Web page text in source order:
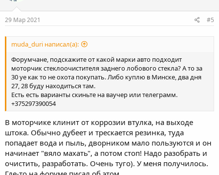
:
29 Мар 2021 #5
muda_duri написал(а):
Форумчане, подскажите от какой марки авто подходит
моторчик стеклоочистителя заднего лобового стекла? А то за
30 уе как то не охота покупать. Либо куплю в Минске, два дня
27, 28 буду находиться там.
Есть есть варианты скиньте на ваучер или телеграмм.
+375297390054
В моторчике клинит от коррозии втулка, на выходе
штока. Обычно дубеет и трескается резинка, туда
попадает вода и пыль, дворником мало пользуются и он
начинает "вяло махать", а потом стоп! Надо разобрать и
очистить, разработать. Очень туго). У меня получилось.